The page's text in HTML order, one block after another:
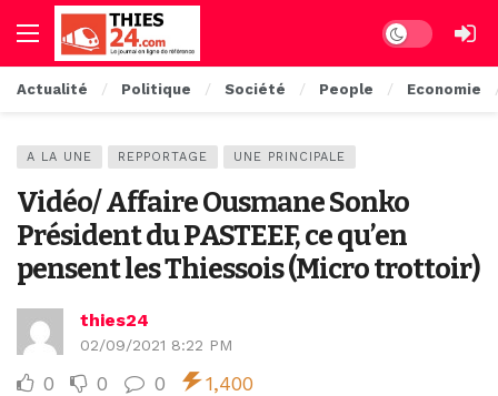
Dark mode
Actualité Politique Société People Economie
A LA UNE REPPORTAGE UNE PRINCIPALE
Vidéo/ Affaire Ousmane Sonko
Président du PASTEEF, ce qu’en
pensent les Thiessois (Micro trottoir)
thies24
02/09/2021 8:22 PM
0 0 0 1,400